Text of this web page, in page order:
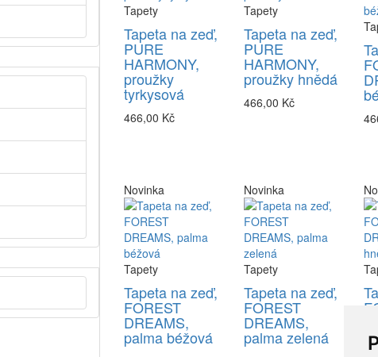
Tapety
Tapeta na zeď,
PURE
HARMONY,
proužky
tyrkysová
466,00 Kč
Tapety
Tapeta na zeď,
PURE
HARMONY,
proužky hnědá
466,00 Kč
Novinka
Tapety
Tapeta na zeď,
FOREST
DREAMS,
palma béžová
Novinka
Tapety
Tapeta na zeď,
FOREST
DREAMS,
palma zelená